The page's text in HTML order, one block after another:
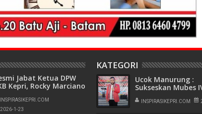
Jabat Ketua DPW
Kepri, Rocky Marciano
Pastikan PKB Beri
Nyata Bagi
INSPIRASIKEPRI.COM
2026-1-23
KATEGORI
Ucok Manurung :
Sukseskan Mubes
IKABSU, Kepanitian
Rekonsiliasi dan
INSPIRASIKEPRI.COM